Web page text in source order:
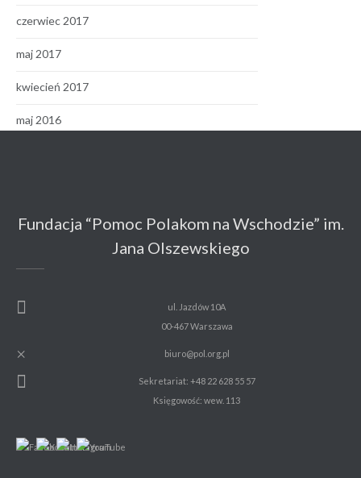
czerwiec 2017
maj 2017
kwiecień 2017
maj 2016
Fundacja “Pomoc Polakom na Wschodzie” im.
Jana Olszewskiego
ul. Jazdów 10A
00-467 Warszawa
biuro@pol.org.pl
Sekretariat: +48 22 628 55 57
Księgowość: wew. 113